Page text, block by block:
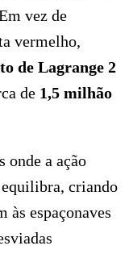
vez de
vermelho,
de Lagrange 2
de 1,5 milhão
onde a ação
criando
às espaçonaves